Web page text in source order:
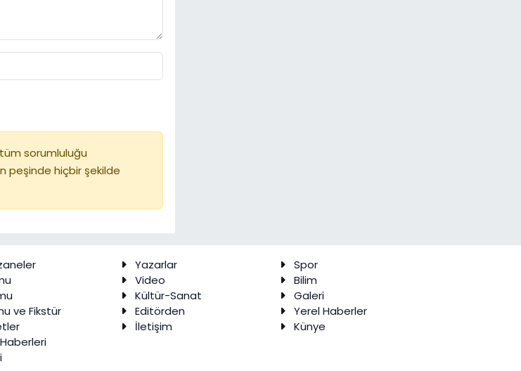
sorumluluğu
peşinde hiçbir şekilde
ve Fikstür
Yazarlar
Spor
Video
Bilim
Kültür-Sanat
Galeri
Editörden
Yerel Haberler
İletişim
Künye